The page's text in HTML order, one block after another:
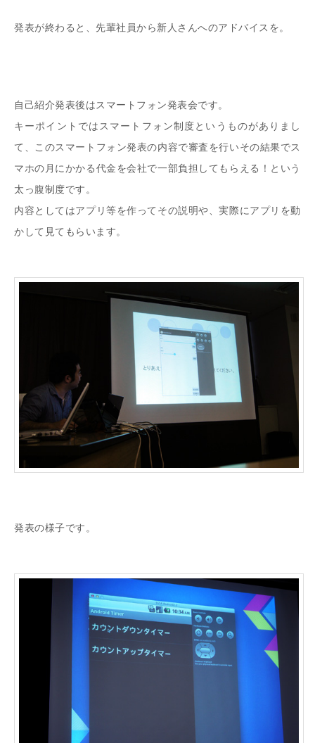
発表が終わると、先輩社員から新人さんへのアドバイスを。
自己紹介発表後はスマートフォン発表会です。
キーポイントではスマートフォン制度というものがありまし
て、このスマートフォン発表の内容で審査を行いその結果でス
マホの月にかかる代金を会社で一部負担してもらえる！という
太っ腹制度です。
内容としてはアプリ等を作ってその説明や、実際にアプリを動
かして見てもらいます。
発表の様子です。